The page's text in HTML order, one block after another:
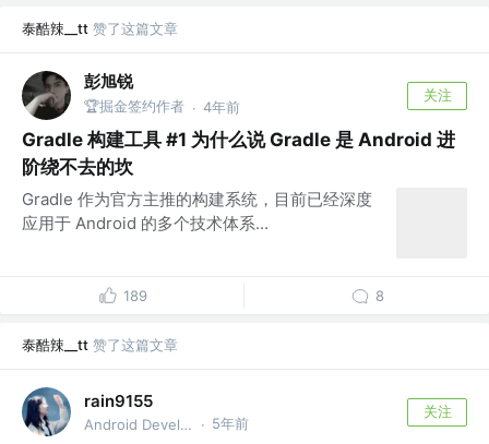
泰酷辣__tt 赞了这篇文章
彭旭锐
🏆掘金签约作者 · 4年前
关注
Gradle 构建工具 #1 为什么说 Gradle 是 Android 进
阶绕不去的坎
Gradle 作为官方主推的构建系统，目前已经深度
应用于 Android 的多个技术体系...
189 8
泰酷辣__tt 赞了这篇文章
rain9155
Android Developer @tencent · 5年前
关注